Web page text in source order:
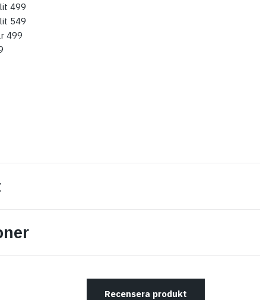
499
549
499
Recensera produkt